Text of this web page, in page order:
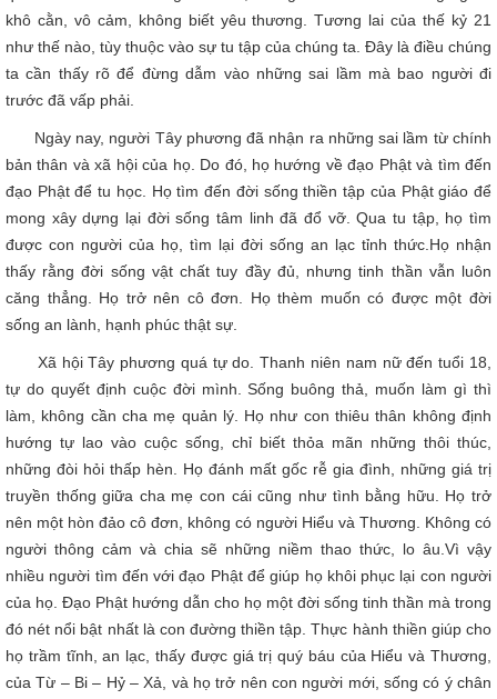
khô cằn, vô cảm, không biết yêu thương. Tương lai của thế kỷ 21
như thế nào, tùy thuộc vào sự tu tập của chúng ta. Đây là điều chúng
ta cần thấy rõ để đừng dẫm vào những sai lầm mà bao người đi
trước đã vấp phải.
Ngày nay, người Tây phương đã nhận ra những sai lầm từ chính
bản thân và xã hội của họ. Do đó, họ hướng về đạo Phật và tìm đến
đạo Phật để tu học. Họ tìm đến đời sống thiền tập của Phật giáo để
mong xây dựng lại đời sống tâm linh đã đổ vỡ. Qua tu tập, họ tìm
được con người của họ, tìm lại đời sống an lạc tỉnh thức.Họ nhận
thấy rằng đời sống vật chất tuy đầy đủ, nhưng tinh thần vẫn luôn
căng thẳng. Họ trở nên cô đơn. Họ thèm muốn có được một đời
sống an lành, hạnh phúc thật sự.
Xã hội Tây phương quá tự do. Thanh niên nam nữ đến tuổi 18,
tự do quyết định cuộc đời mình. Sống buông thả, muốn làm gì thì
làm, không cần cha mẹ quản lý. Họ như con thiêu thân không định
hướng tự lao vào cuộc sống, chỉ biết thỏa mãn những thôi thúc,
những đòi hỏi thấp hèn. Họ đánh mất gốc rễ gia đình, những giá trị
truyền thống giữa cha mẹ con cái cũng như tình bằng hữu. Họ trở
nên một hòn đảo cô đơn, không có người Hiểu và Thương. Không có
người thông cảm và chia sẽ những niềm thao thức, lo âu.Vì vậy
nhiều người tìm đến với đạo Phật để giúp họ khôi phục lại con người
của họ. Đạo Phật hướng dẫn cho họ một đời sống tinh thần mà trong
đó nét nổi bật nhất là con đường thiền tập. Thực hành thiền giúp cho
họ trầm tĩnh, an lạc, thấy được giá trị quý báu của Hiểu và Thương,
của Từ – Bi – Hỷ – Xả, và họ trở nên con người mới, sống có ý chân